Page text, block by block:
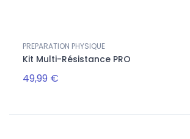
PREPARATION PHYSIQUE
Kit Multi-Résistance PRO
49,99 €